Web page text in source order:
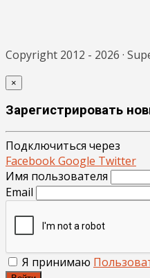
Copyright 2012 - 2026 ·
×
Зарегистрировать
Подключиться через
FacebookGoogle Twitter
Имя пользователя
Email
Я принимаю